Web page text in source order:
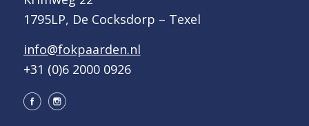
1795LP, De Cocksdorp – Texel
info@fokpaarden.nl
+31 (0)6 2000 0926